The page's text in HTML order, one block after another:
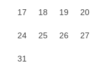
17 18 19 20
24 25 26 27
31